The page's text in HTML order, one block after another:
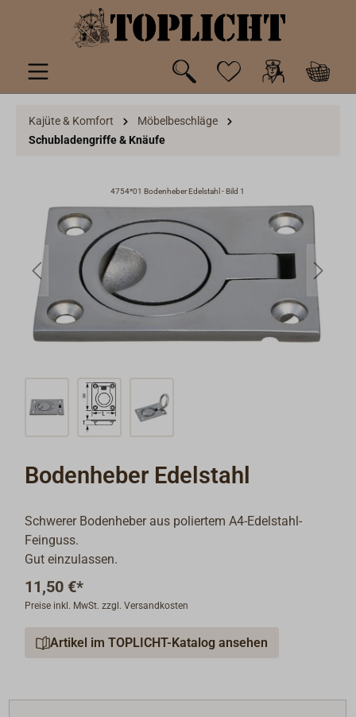
springen
Kajüte & Komfort
Möbelbeschläge
Schubladengriffe & Knäufe
4754*01 Bodenheber Edelstahl - Bild 1
Bodenheber Edelstahl
Schwerer Bodenheber aus poliertem A4-Edelstahl-
Feinguss.
Gut einzulassen.
11,50 €*
Preise inkl. MwSt. zzgl. Versandkosten
Artikel im TOPLICHT-Katalog ansehen